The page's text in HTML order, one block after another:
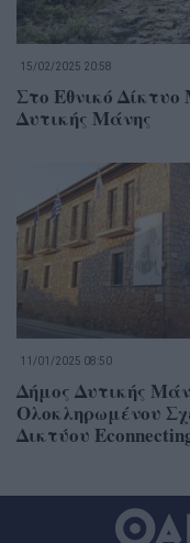
15/02/2025 20:58
Στο Εθνικό
Δυτικής Μάνης
11/01/2025 08:50
Δήμος Δυτικής
Ολοκληρωμένου
Δικτύου